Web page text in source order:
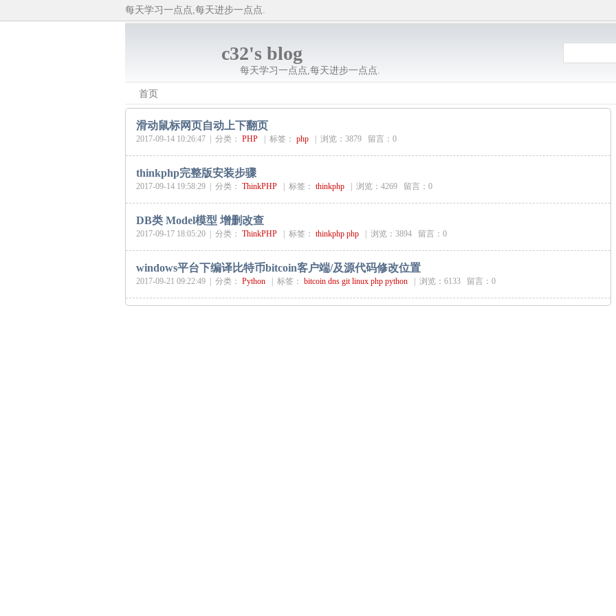
每天学习一点点,每天进步一点点.
c32's blog
每天学习一点点,每天进步一点点.
首页
滑动鼠标网页自动上下翻页
2017-09-14 10:26:47 | 分类： PHP 标签： php 浏览：3879 留言：0
thinkphp完整版安装步骤
2017-09-14 19:58:29 | 分类： ThinkPHP 标签： thinkphp 浏览：4269 留言：0
DB类 Model模型 增删改查
2017-09-17 18:05:20 | 分类： ThinkPHP 标签： thinkphp php 浏览：3894 留言：0
windows平台下编译比特币bitcoin客户端/及源代码修改位置
2017-09-21 09:22:49 | 分类： Python 标签： bitcoin dns git linux php python 浏览：6133 留言：0